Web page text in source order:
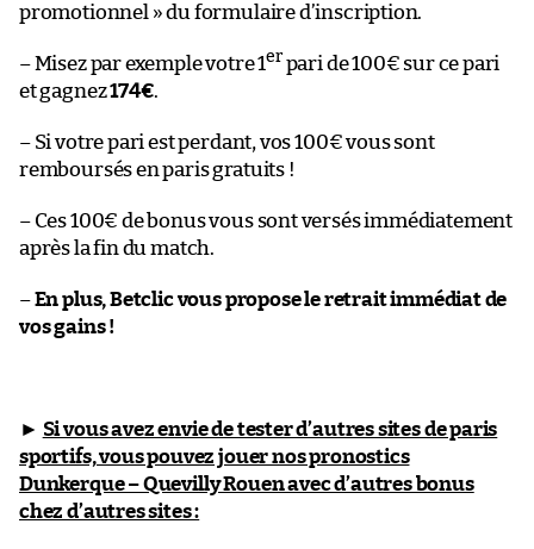
promotionnel » du formulaire d’inscription.
– Misez par exemple votre 1er pari de 100€ sur ce pari
et gagnez174€.
– Si votre pari est perdant, vos 100€ vous sont
remboursés en paris gratuits !
– Ces 100€ de bonus vous sont versés immédiatement
après la fin du match.
–En plus, Betclic vous propose le retrait immédiat de
vos gains !
► Si vous avez envie de tester d’autres sites de paris
sportifs, vous pouvez jouer nos pronostics
Dunkerque – Quevilly Rouen avec d’autres bonus
chez d’autres sites :